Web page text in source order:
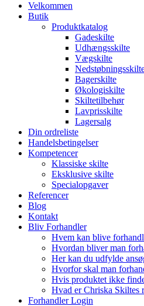
Velkommen
Butik
Produktkatalog
Gadeskilte
Udhængsskilte
Vægskilte
Bagerskilte
Økologiskilte
Skiltetilbehør
Lavprisskilte
Lagersalg
Din ordreliste
Handelsbetingelser
Kompetencer
Klassiske skilte
Eksklusive skilte
Specialopgaver
Referencer
Blog
Kontakt
Bliv Forhandler
Hvem kan blive
Hvordan bliver man
Her kan du udfylde
Hvorfor skal man
Hvis produktet ikke
Hvad er Chriska Skiltes
Forhandler Login